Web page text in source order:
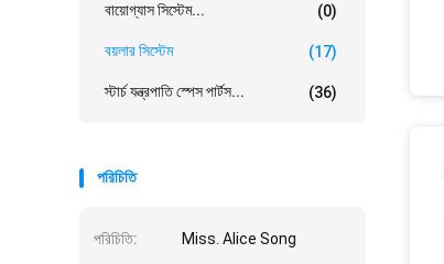
বায়োগ্যাস সিস্টেম... (0)
বয়লার সিস্টেম (17)
স্টার্চ যন্ত্রপাতি স্পেস পার্টস... (36)
পরিচিতি
পরিচিতি: Miss. Alice Song